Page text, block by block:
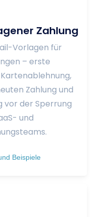
Zahlung
Vorlagen für
– erste
Zahlung und
vor der Sperrung
und
Beispiele